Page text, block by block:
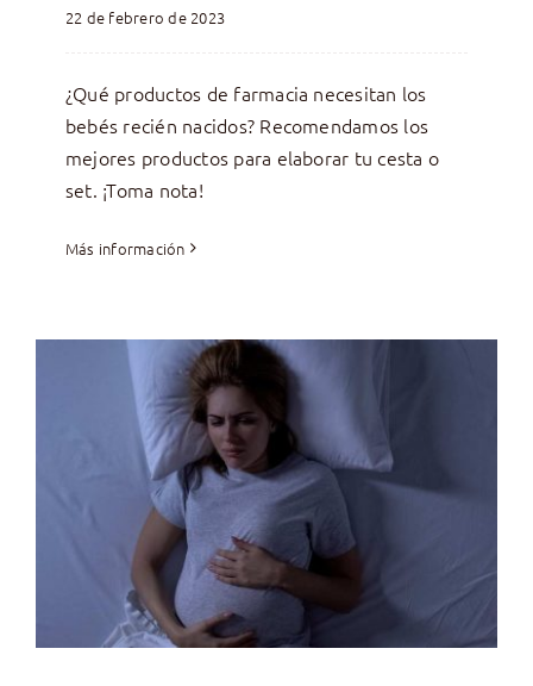
22 de febrero de 2023
¿Qué productos de farmacia necesitan los
bebés recién nacidos? Recomendamos los
mejores productos para elaborar tu cesta o
set. ¡Toma nota!
Más información